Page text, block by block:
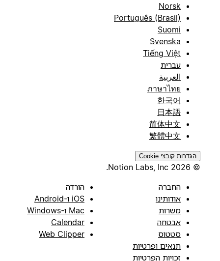
Norsk
Português (Brasil)
Suomi
Svenska
Tiếng Việt
עברית
العربية
ภาษาไทย
한국어
日本語
简体中文
繁體中文
הגדרות קובצי Cookie
החברה
אודותינו
משרות
אבטחה
סטטוס
תנאים ופרטיות
זכויות הפרטיות
הורדה
iOS ו-Android
Mac ו-Windows
Calendar
Web Clipper